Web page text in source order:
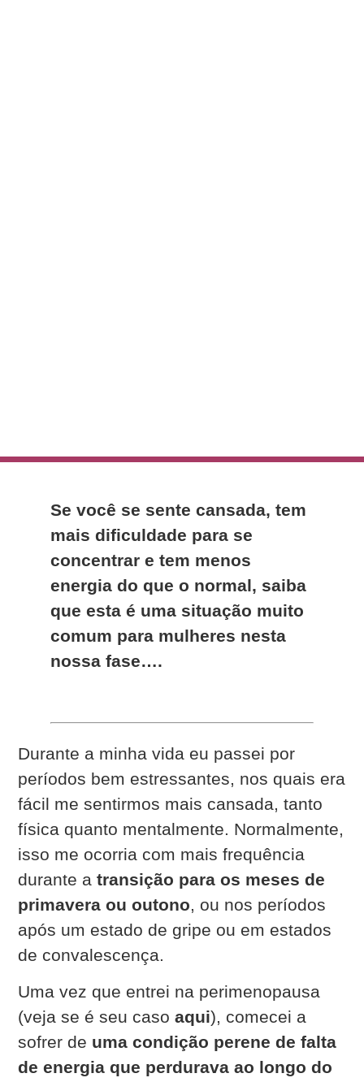
Se você se sente cansada, tem
mais dificuldade para se
concentrar e tem menos
energia do que o normal, saiba
que esta é uma situação muito
comum para mulheres nesta
nossa fase….
Durante a minha vida eu passei por
períodos bem estressantes, nos quais era
fácil me sentirmos mais cansada, tanto
física quanto mentalmente. Normalmente,
isso me ocorria com mais frequência
durante atransição para os meses de
primavera ou outono, ou nos períodos
após um estado de gripe ou em estados
de convalescença.
Uma vez que entrei na perimenopausa
(veja se é seu casoaqui), comecei a
sofrer de uma condição perene de falta
de energia que perdurava ao longo do